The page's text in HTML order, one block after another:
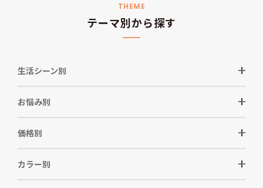
THEME
テーマ別から探す
生活シーン別
お悩み別
価格別
カラー別